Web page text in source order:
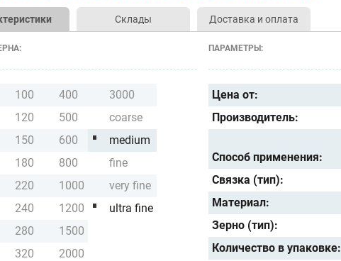
Склады Доставка и оплата
100
120
150
180
220
240
280
320
400
500
600
800
1000
1200
1500
2000
3000
coarse
medium
fine
very fine
ultra fine
ПАРАМЕТРЫ:
Цена от:
Производитель:
Способ применения:
Связка (тип):
Материал:
Зерно (тип):
Количество в упаковке: